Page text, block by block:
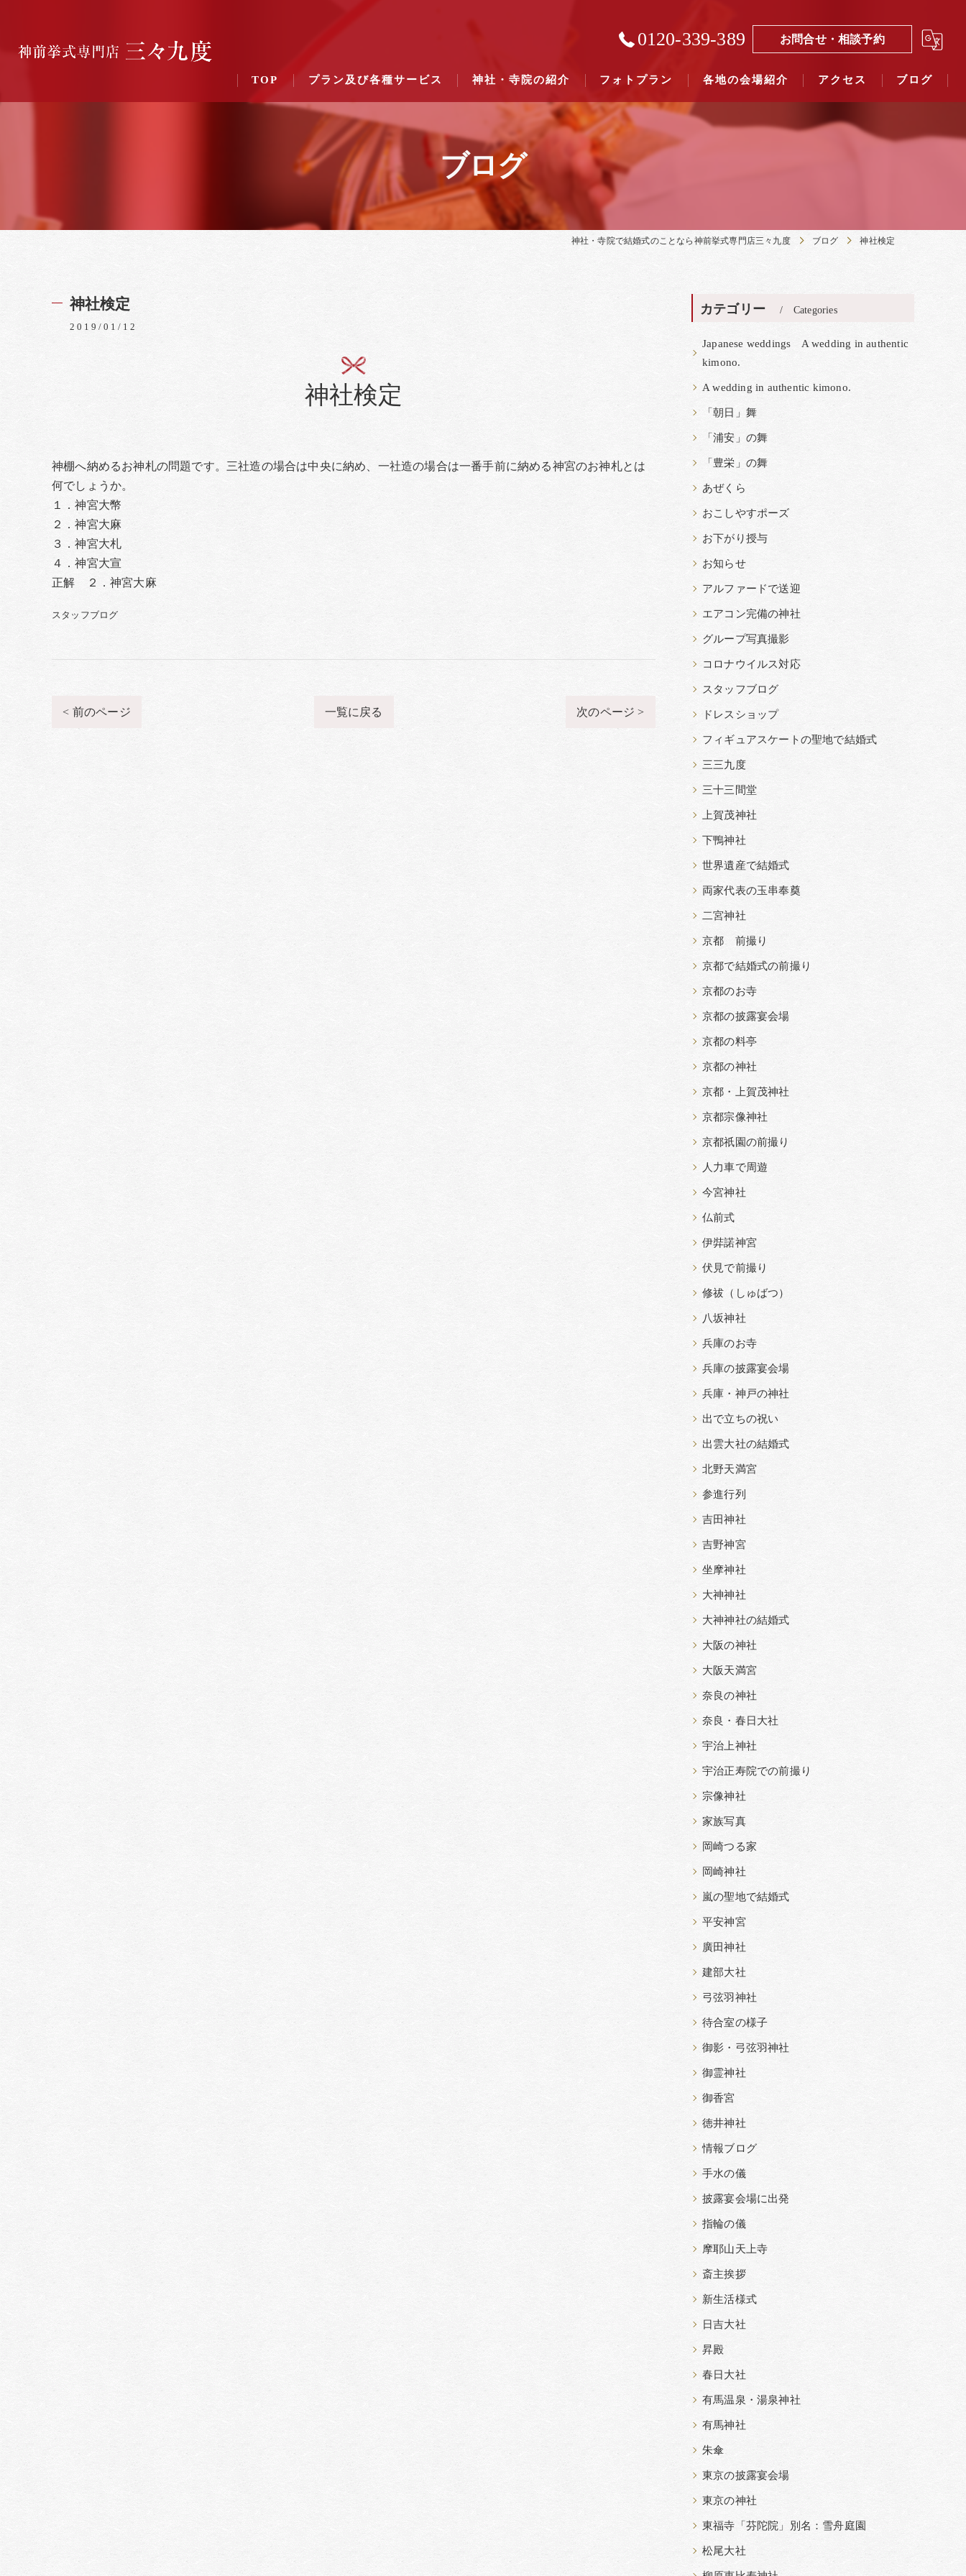
0120-339-389 お問合せ・相談予約
TOP プラン及び各種サービス 神社・寺院の紹介
結婚式のできる東京都下の神社一覧（４０社寺）｜三々九度東京
結婚式のできる関東六県の神社一覧（７５社）県別表示｜三々九度東京
フォトプラン 各地の会場紹介 アクセス ブログ
ブログ
神社・寺院で結婚式のことなら神前挙式専門店三々九度 ブログ 神社検定
神社検定
2019/01/12
神社検定
神棚へ納めるお神札の問題です。三社造の場合は中央に納め、一社造の場合は一番手前に納める神宮のお神札とは
何でしょうか。
１．神宮大幣
２．神宮大麻
３．神宮大札
４．神宮大宣
正解 ２．神宮大麻
スタッフブログ
< 前のページ 一覧に戻る 次のページ >
カテゴリー Categories
Japanese weddings A wedding in authentic
kimono.
A wedding in authentic kimono.
「朝日」舞
「浦安」の舞
「豊栄」の舞
あぜくら
おこしやすポーズ
お下がり授与
お知らせ
アルファードで送迎
エアコン完備の神社
グループ写真撮影
コロナウイルス対応
スタッフブログ
ドレスショップ
フィギュアスケートの聖地で結婚式
三三九度
三十三間堂
上賀茂神社
下鴨神社
世界遺産で結婚式
両家代表の玉串奉奠
二宮神社
京都 前撮り
京都で結婚式の前撮り
京都のお寺
京都の披露宴会場
京都の料亭
京都の神社
京都・上賀茂神社
京都宗像神社
京都祇園の前撮り
人力車で周遊
今宮神社
仏前式
伊弉諾神宮
伏見で前撮り
修祓（しゅばつ）
八坂神社
兵庫のお寺
兵庫の披露宴会場
兵庫・神戸の神社
出で立ちの祝い
出雲大社の結婚式
北野天満宮
参進行列
吉田神社
吉野神宮
坐摩神社
大神神社
大神神社の結婚式
大阪の神社
大阪天満宮
奈良の神社
奈良・春日大社
宇治上神社
宇治正寿院での前撮り
宗像神社
家族写真
岡崎つる家
岡崎神社
嵐の聖地で結婚式
平安神宮
廣田神社
建部大社
弓弦羽神社
待合室の様子
御影・弓弦羽神社
御霊神社
御香宮
徳井神社
情報ブログ
手水の儀
披露宴会場に出発
指輪の儀
摩耶山天上寺
斎主挨拶
新生活様式
日吉大社
昇殿
春日大社
有馬温泉・湯泉神社
有馬神社
朱傘
東京の披露宴会場
東京の神社
東福寺「芬陀院」別名：雪舟庭園
松尾大社